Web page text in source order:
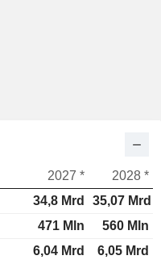
2027 *
2028 *
34,8 Mrd
35,07 Mrd
471 Mln
560 Mln
6,04 Mrd 6,05 Mrd